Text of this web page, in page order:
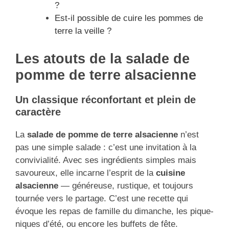
?
Est-il possible de cuire les pommes de
terre la veille ?
Les atouts de la salade de
pomme de terre alsacienne
Un classique réconfortant et plein de
caractère
La salade de pomme de terre alsacienne n’est
pas une simple salade : c’est une invitation à la
convivialité. Avec ses ingrédients simples mais
savoureux, elle incarne l’esprit de la cuisine
alsacienne — généreuse, rustique, et toujours
tournée vers le partage. C’est une recette qui
évoque les repas de famille du dimanche, les pique-
niques d’été, ou encore les buffets de fête.